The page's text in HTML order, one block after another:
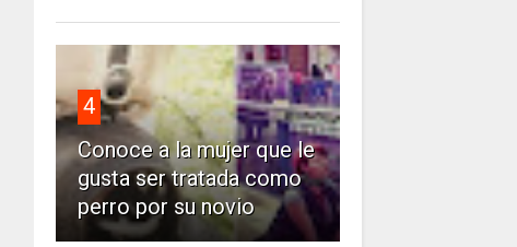
4
Conoce a la mujer que le
gusta ser tratada como
perro por su novio